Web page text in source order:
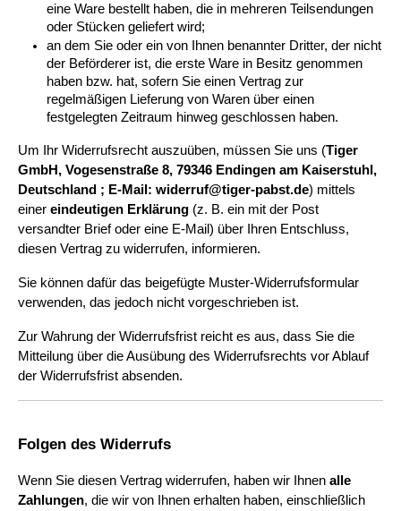
eine Ware bestellt haben, die in mehreren Teilsendungen
oder Stücken geliefert wird;
an dem Sie oder ein von Ihnen benannter Dritter, der nicht
der Beförderer ist, die erste Ware in Besitz genommen
haben bzw. hat, sofern Sie einen Vertrag zur
regelmäßigen Lieferung von Waren über einen
festgelegten Zeitraum hinweg geschlossen haben.
Um Ihr Widerrufsrecht auszuüben, müssen Sie uns (Tiger
GmbH, Vogesenstraße 8, 79346 Endingen am Kaiserstuhl,
Deutschland ; E-Mail: widerruf@tiger-pabst.de) mittels
einer eindeutigen Erklärung (z. B. ein mit der Post
versandter Brief oder eine E-Mail) über Ihren Entschluss,
diesen Vertrag zu widerrufen, informieren.
Sie können dafür das beigefügte Muster-Widerrufsformular
verwenden, das jedoch nicht vorgeschrieben ist.
Zur Wahrung der Widerrufsfrist reicht es aus, dass Sie die
Mitteilung über die Ausübung des Widerrufsrechts vor Ablauf
der Widerrufsfrist absenden.
Folgen des Widerrufs
Wenn Sie diesen Vertrag widerrufen, haben wir Ihnen alle
Zahlungen, die wir von Ihnen erhalten haben, einschließlich